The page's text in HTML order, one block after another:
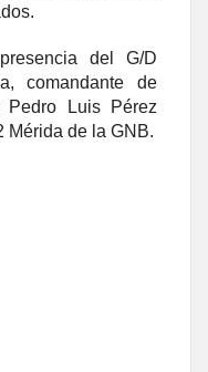
del G/D
comandante de
Luis Pérez
Mérida de la GNB.